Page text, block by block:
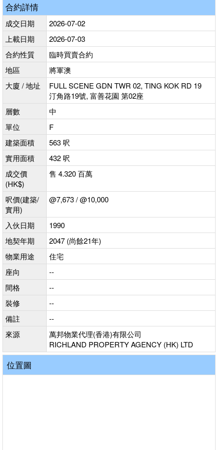
合約詳情
成交日期
2026-07-02
上載日期
2026-07-03
合約性質
臨時買賣合約
地區
將軍澳
大廈 / 地址
FULL SCENE GDN TWR 02, TING KOK RD 19
汀角路19號, 富善花園 第02座
層數
中
單位
F
建築面積
563 呎
實用面積
432 呎
成交價
(HK$)
售 4.320 百萬
呎價(建築/
實用)
@7,673 / @10,000
入伙日期
1990
地契年期
2047 (尚餘21年)
物業用途
住宅
座向
--
間格
--
裝修
--
備註
--
來源
萬邦物業代理(香港)有限公司
RICHLAND PROPERTY AGENCY (HK) LTD
位置圖